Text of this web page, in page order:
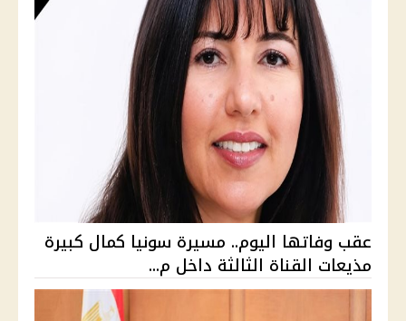
عقب وفاتها اليوم.. مسيرة سونيا كمال كبيرة
مذيعات القناة الثالثة داخل م...